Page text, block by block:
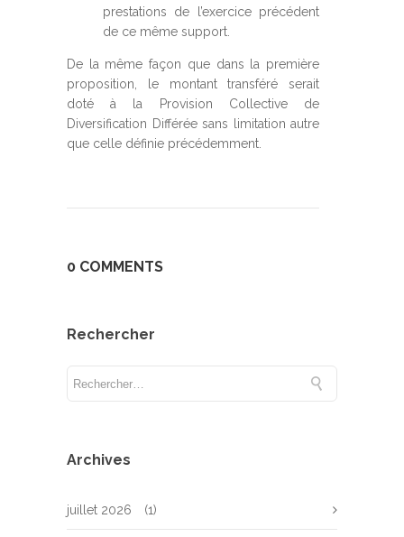
prestations de l’exercice précédent
de ce même support.
De la même façon que dans la première
proposition, le montant transféré serait
doté à la Provision Collective de
Diversification Différée sans limitation autre
que celle définie précédemment.
0 COMMENTS
Rechercher
Archives
juillet 2026 (1)